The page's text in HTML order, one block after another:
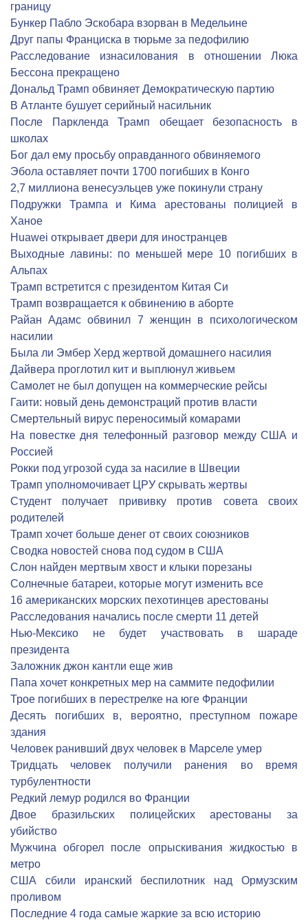
границу
Бункер Пабло Эскобара взорван в Медельине
Друг папы Франциска в тюрьме за педофилию
Расследование изнасилования в отношении Люка
Бессона прекращено
Дональд Трамп обвиняет Демократическую партию
В Атланте бушует серийный насильник
После Паркленда Трамп обещает безопасность в
школах
Бог дал ему просьбу оправданного обвиняемого
Эбола оставляет почти 1700 погибших в Конго
2,7 миллиона венесуэльцев уже покинули страну
Подружки Трампа и Кима арестованы полицией в
Ханое
Huawei открывает двери для иностранцев
Выходные лавины: по меньшей мере 10 погибших в
Альпах
Трамп встретится с президентом Китая Си
Трамп возвращается к обвинению в аборте
Райан Адамс обвинил 7 женщин в психологическом
насилии
Была ли Эмбер Херд жертвой домашнего насилия
Дайвера проглотил кит и выплюнул живьем
Самолет не был допущен на коммерческие рейсы
Гаити: новый день демонстраций против власти
Смертельный вирус переносимый комарами
На повестке дня телефонный разговор между США и
Россией
Рокки под угрозой суда за насилие в Швеции
Трамп уполномочивает ЦРУ скрывать жертвы
Студент получает прививку против совета своих
родителей
Трамп хочет больше денег от своих союзников
Сводка новостей снова под судом в США
Слон найден мертвым хвост и клыки порезаны
Солнечные батареи, которые могут изменить все
16 американских морских пехотинцев арестованы
Расследования начались после смерти 11 детей
Нью-Мексико не будет участвовать в шараде
президента
Заложник джон кантли еще жив
Папа хочет конкретных мер на саммите педофилии
Трое погибших в перестрелке на юге Франции
Десять погибших в, вероятно, преступном пожаре
здания
Человек ранивший двух человек в Марселе умер
Тридцать человек получили ранения во время
турбулентности
Редкий лемур родился во Франции
Двое бразильских полицейских арестованы за
убийство
Мужчина обгорел после опрыскивания жидкостью в
метро
США сбили иранский беспилотник над Ормузским
проливом
Последние 4 года самые жаркие за всю историю